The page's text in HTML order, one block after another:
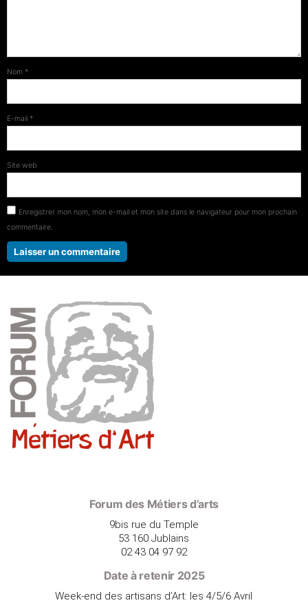
Nom *
E-mail *
Site web
Enregistrer mon nom, mon e-mail et mon site dans le navigateur pour mon prochain
commentaire.
Forum des Métiers d’arts
9bis rue du Temple
53 160 Jublains
02 43 04 97 92
Date à retenir 2025
Week-end des artisans d’Art: les 4/5/6 Avril